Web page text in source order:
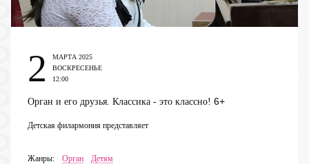
2
МАРТА 2025
ВОСКРЕСЕНЬЕ
12:00
Орган и его друзья. Классика - это классно! 6+
Детская филармония представляет
Жанры: Орган Детям